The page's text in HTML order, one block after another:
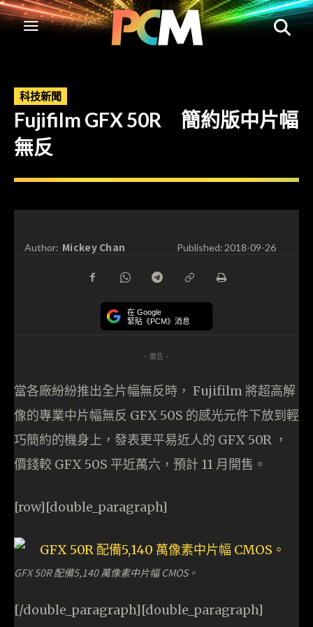
科技新聞
Fujifilm GFX 50R 簡約版中片幅
無反
Author: Mickey Chan Published:2018-09-26
在 Google
緊貼《PCM》消息
- 廣告 -
當各廠紛紛推出全片幅無反時， Fujifilm 將超高解
像的專業中片幅無反 GFX 50S 的感光元件下放到輕
巧簡約的機身上，發表更平易近人的 GFX 50R ，
價錢較 GFX 50S 平近萬六，預計 11 月開售。
[row][double_paragraph]
GFX 50R 配備5,140 萬像素中片幅 CMOS。
[/double_paragraph][double_paragraph]